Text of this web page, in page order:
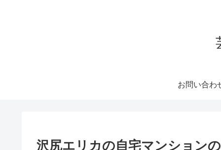
お問い合わ
沢尻エリカの自宅マンション